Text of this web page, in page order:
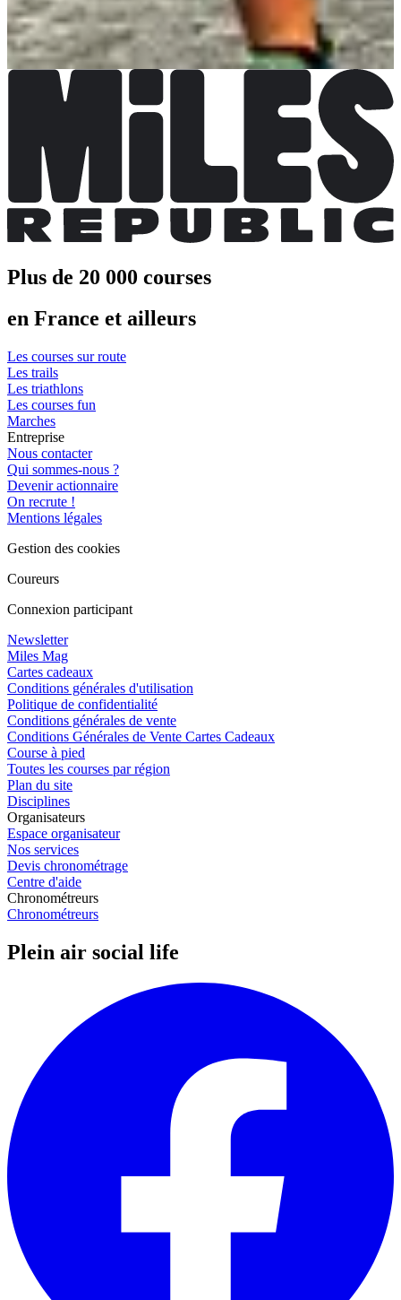
1 an de Conférences Running
Inscriptions terminées
50,00 €
Plus d'info
Plus d'info
Plus de 20 000 courses
en France et ailleurs
Les courses sur route
Les trails
Les triathlons
Les courses fun
Marches
Entreprise
Nous contacter
Qui sommes-nous ?
Devenir actionnaire
On recrute !
Mentions légales
Gestion des cookies
Coureurs
Connexion participant
Newsletter
Miles Mag
Cartes cadeaux
Conditions générales d'utilisation
Politique de confidentialité
Conditions générales de vente
Conditions Générales de Vente Cartes Cadeaux
Course à pied
Toutes les courses par région
Plan du site
Disciplines
Organisateurs
Espace organisateur
Nos services
Devis chronométrage
Centre d'aide
Chronométreurs
Chronométreurs
Plein air social life